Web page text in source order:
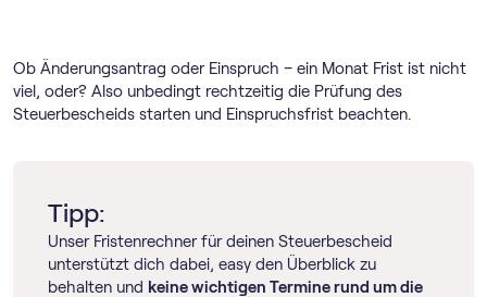
Ob Änderungsantrag oder Einspruch – ein Monat Frist ist nicht
viel, oder? Also unbedingt rechtzeitig die Prüfung des
Steuerbescheids starten und Einspruchsfrist beachten.
Tipp:
Unser Fristenrechner für deinen Steuerbescheid
unterstützt dich dabei, easy den Überblick zu
behalten und keine wichtigen Termine rund um die